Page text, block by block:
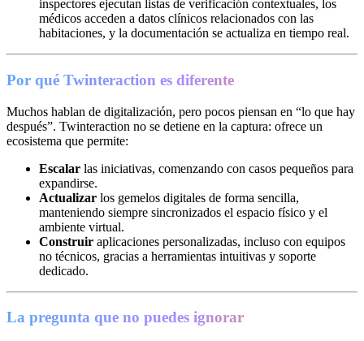
inspectores ejecutan listas de verificación contextuales, los
médicos acceden a datos clínicos relacionados con las
habitaciones, y la documentación se actualiza en tiempo real.
Por qué Twinteraction es diferente
Muchos hablan de digitalización, pero pocos piensan en “lo que hay
después”. Twinteraction no se detiene en la captura: ofrece un
ecosistema que permite:
Escalar las iniciativas, comenzando con casos pequeños para
expandirse.
Actualizar los gemelos digitales de forma sencilla,
manteniendo siempre sincronizados el espacio físico y el
ambiente virtual.
Construir aplicaciones personalizadas, incluso con equipos
no técnicos, gracias a herramientas intuitivas y soporte
dedicado.
La pregunta que no puedes ignorar